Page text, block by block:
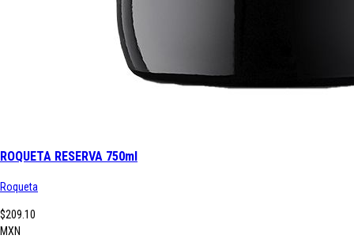
ROQUETA RESERVA 750ml
Roqueta
$209.10
MXN